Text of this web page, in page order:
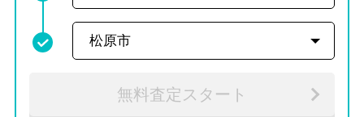
無料査定スタート